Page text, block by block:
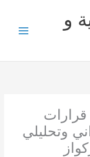
و
وتحليلي